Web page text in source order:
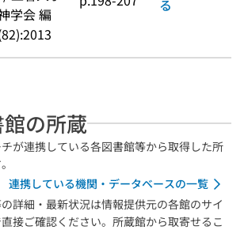
学会 編
る
の所蔵
が連携している各図書館等から取得した所
連携している機関・データベースの一覧
詳細・最新状況は情報提供元の各館のサイ
接ご確認ください。所蔵館から取寄せるこ